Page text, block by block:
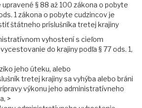
§ 88 až 100 zákona o pobyte
1 zákona o pobyte cudzincov je
štátneho príslušníka tretej krajiny
vyhostení s cieľom
do krajiny podľa § 77 ods. 1,
jeho úteku, alebo
tretej krajiny sa vyhýba alebo bráni
výkonu jeho administratívneho
>